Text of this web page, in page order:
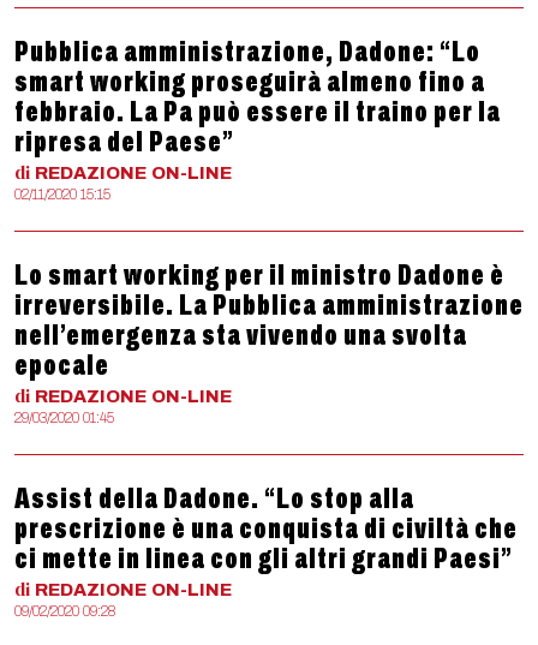
Pubblica amministrazione, Dadone: “Lo
smart working proseguirà almeno fino a
febbraio. La Pa può essere il traino per la
ripresa del Paese”
di REDAZIONE ON-LINE
02/11/2020 15:15
Lo smart working per il ministro Dadone è
irreversibile. La Pubblica amministrazione
nell’emergenza sta vivendo una svolta
epocale
di REDAZIONE ON-LINE
29/03/2020 01:45
Assist della Dadone. “Lo stop alla
prescrizione è una conquista di civiltà che
ci mette in linea con gli altri grandi Paesi”
di REDAZIONE ON-LINE
09/02/2020 09:28